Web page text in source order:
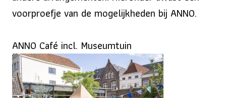
voorproefje van de mogelijkheden bij ANNO.
ANNO Café incl. Museumtuin